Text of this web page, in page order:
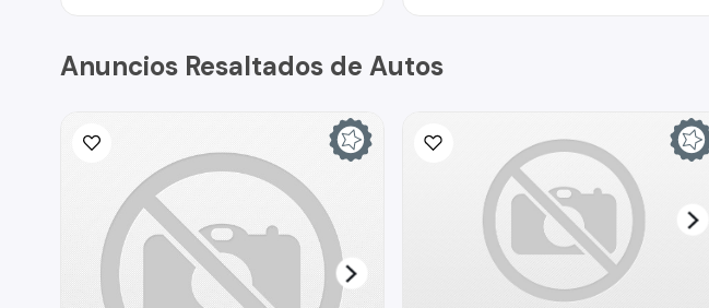
Anuncios Resaltados de Autos